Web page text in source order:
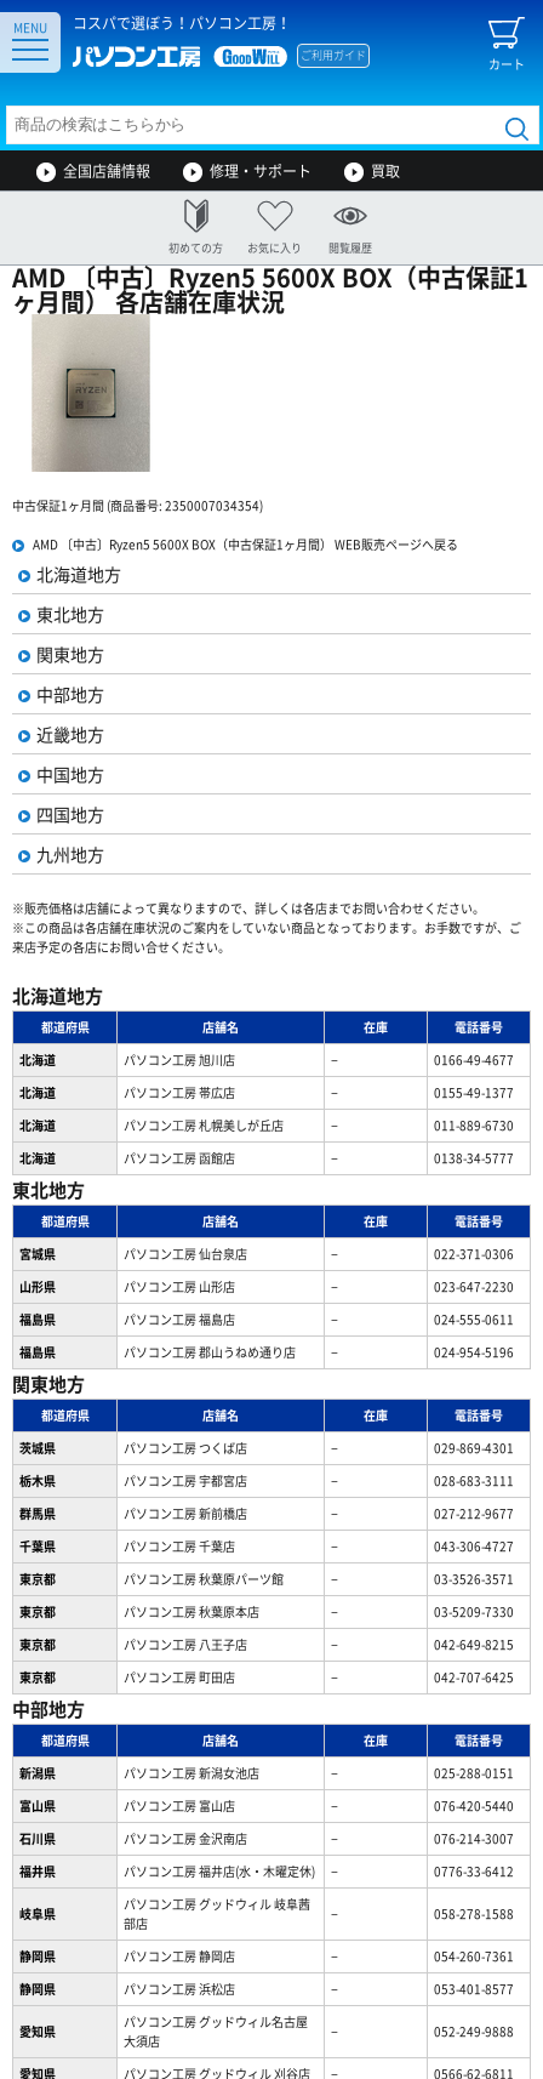
コスパで選ぼう！パソコン工房！
カート
ご利用ガイド
MENU
全国店舗情報 修理・サポート 買取
初めての方 お気に入り 閲覧履歴
AMD 〔中古〕Ryzen5 5600X BOX（中古保証1
ヶ月間） 各店舗在庫状況
中古保証1ヶ月間 (商品番号: 2350007034354)
AMD 〔中古〕Ryzen5 5600X BOX（中古保証1ヶ月間） WEB販売ページへ戻る
北海道地方
東北地方
関東地方
中部地方
近畿地方
中国地方
四国地方
九州地方
※販売価格は店舗によって異なりますので、詳しくは各店までお問い合わせください。
※この商品は各店舗在庫状況のご案内をしていない商品となっております。お手数ですが、ご
来店予定の各店にお問い合せください。
北海道地方
都道府県 店舗名 在庫
電話番号
北海道
パソコン工房 旭川店 −
0166-49-4677
北海道
パソコン工房 帯広店 −
0155-49-1377
北海道
パソコン⼯房 札幌美しが丘店 −
011-889-6730
北海道
パソコン工房 函館店 − 0138-34-5777
東北地方
都道府県 店舗名 在庫
電話番号
宮城県
パソコン工房 仙台泉店 −
022-371-0306
山形県
パソコン工房 山形店 −
023-647-2230
福島県
パソコン工房 福島店 −
024-555-0611
福島県
パソコン工房 郡山うねめ通り店 − 024-954-5196
関東地方
都道府県 店舗名 在庫
電話番号
茨城県
パソコン工房 つくば店 −
029-869-4301
栃木県
パソコン工房 宇都宮店 −
028-683-3111
群馬県
パソコン工房 新前橋店 −
027-212-9677
千葉県
パソコン工房 千葉店 −
043-306-4727
東京都
パソコン工房 秋葉原パーツ館 −
03-3526-3571
東京都
パソコン工房 秋葉原本店 −
03-5209-7330
東京都
パソコン工房 八王子店 −
042-649-8215
東京都
パソコン工房 町田店 − 042-707-6425
中部地方
都道府県 店舗名 在庫
電話番号
新潟県
パソコン工房 新潟女池店 −
025-288-0151
富山県
パソコン工房 富山店 −
076-420-5440
石川県
パソコン工房 金沢南店 −
076-214-3007
福井県
パソコン工房 福井店(水・木曜定休) − 0776-33-6412
岐阜県
パソコン工房 グッドウィル 岐阜茜
部店
− 058-278-1588
静岡県 パソコン工房 静岡店 −
054-260-7361
静岡県
パソコン工房 浜松店 − 053-401-8577
愛知県
パソコン工房 グッドウィル名古屋
大須店
− 052-249-9888
愛知県 パソコン工房 グッドウィル 刈谷店 −
0566-62-6811